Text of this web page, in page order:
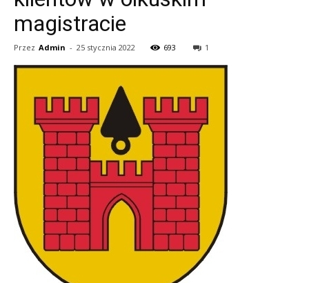
magistracie
Przez Admin - 25 stycznia 2022 693 1